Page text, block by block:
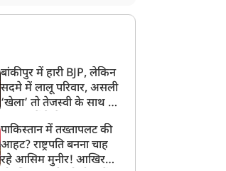
बांकीपुर में हारी BJP, लेकिन
सदमे में लालू परिवार, असली
‘खेला’ तो तेजस्वी के साथ हो
पाकिस्तान में तख्तापलट की
आहट? राष्ट्रपति बनना चाह
रहे आसिम मुनीर! आखिर